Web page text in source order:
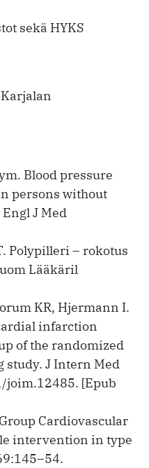
sekä HYKS
Blood pressure
persons without
J Med
Polypilleri – rokotus
Lääkäril
KR, Hjermann I.
infarction
of the randomized
study. J Intern Med
joim.12485. [Epub
Cardiovascular
intervention in type